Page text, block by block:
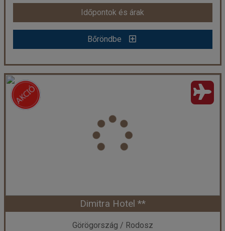
Bőröndbe
Időpontok és árak
Bőröndbe
Blue Sky Apartman
Város:Sidari
Utazás módja:
Repülővel
Ellátás: Ellátás nélkül
Szálláskategória:Apartman
Időpont: 2026-09-15 | 7 éj
Dimitra Hotel **
Görögország / Rodosz